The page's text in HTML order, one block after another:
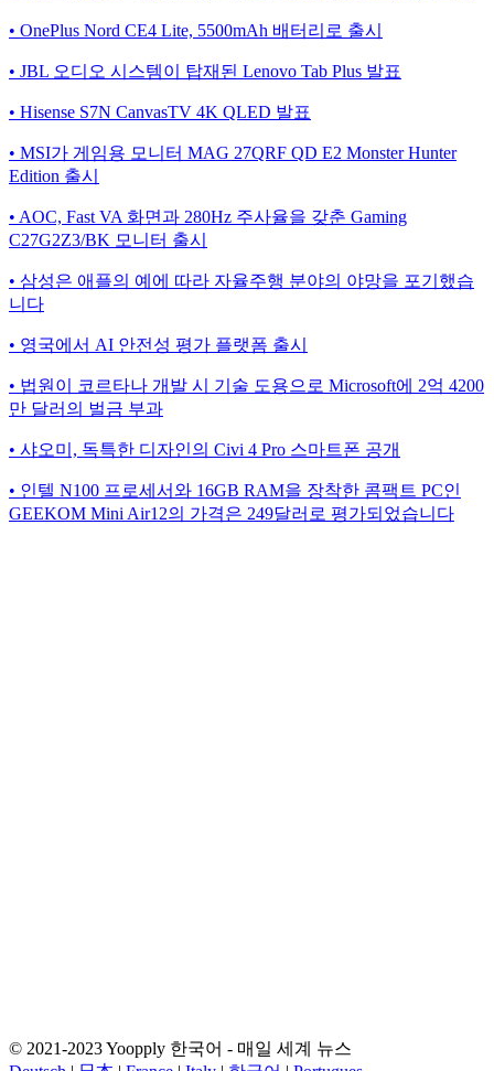
• OnePlus Nord CE4 Lite, 5500mAh 배터리로 출시
• JBL 오디오 시스템이 탑재된 Lenovo Tab Plus 발표
• Hisense S7N CanvasTV 4K QLED 발표
• MSI가 게임용 모니터 MAG 27QRF QD E2 Monster Hunter
Edition 출시
• AOC, Fast VA 화면과 280Hz 주사율을 갖춘 Gaming
C27G2Z3/BK 모니터 출시
• 삼성은 애플의 예에 따라 자율주행 분야의 야망을 포기했습
니다
• 영국에서 AI 안전성 평가 플랫폼 출시
• 법원이 코르타나 개발 시 기술 도용으로 Microsoft에 2억 4200
만 달러의 벌금 부과
• 샤오미, 독특한 디자인의 Civi 4 Pro 스마트폰 공개
• 인텔 N100 프로세서와 16GB RAM을 장착한 콤팩트 PC인
GEEKOM Mini Air12의 가격은 249달러로 평가되었습니다
© 2021-2023 Yoopply 한국어 - 매일 세계 뉴스